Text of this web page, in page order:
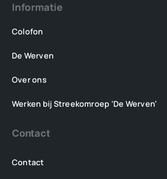
Informatie
Colofon
De Werven
Over ons
Werken bij Streekomroep ‘De Werven’
Contact
Contact